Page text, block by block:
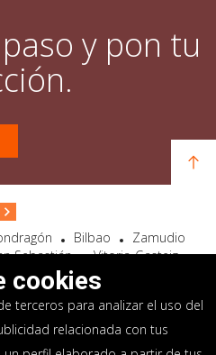
y pon tu
Bilbao
Zamudio
Sebastián
Vitoria-Gasteiz
Astillero Bidart
Mondragón
cookies
terceros para analizar el uso del
relacionada con tus